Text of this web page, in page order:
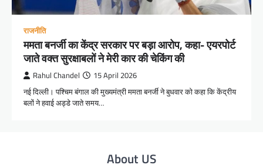
राजनीति
ममता बनर्जी का केंद्र सरकार पर बड़ा आरोप, कहा- एयरपोर्ट
जाते वक्त सुरक्षाबलों ने मेरी कार की चेकिंग की
Rahul Chandel 15 April 2026
नई दिल्ली। पश्चिम बंगाल की मुख्यमंत्री ममता बनर्जी ने बुधवार को कहा कि केंद्रीय
बलों ने हवाई अड्डे जाते समय…
About US